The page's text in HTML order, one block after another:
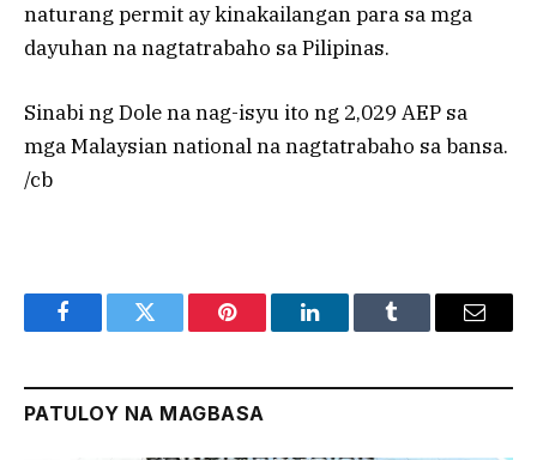
naturang permit ay kinakailangan para sa mga
dayuhan na nagtatrabaho sa Pilipinas.
Sinabi ng Dole na nag-isyu ito ng 2,029 AEP sa
mga Malaysian national na nagtatrabaho sa bansa.
/cb
FacebookTwitter Pinterest LinkedInTumblr Email
PATULOY NA MAGBASA